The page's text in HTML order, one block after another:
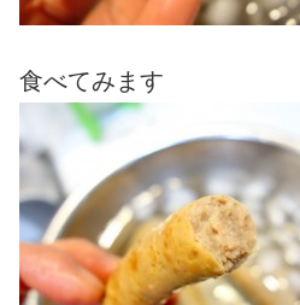
食べてみます